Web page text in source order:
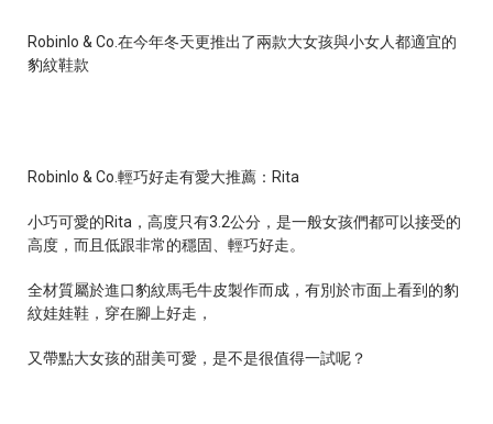
Robinlo & Co. 在今年冬天更推出了兩款大女孩與小女人都適宜的
豹紋鞋款
Robinlo & Co. 輕巧好走有愛大推薦： Rita
小巧可愛的Rita ，高度只有3.2公分，是一般女孩們都可以接受的
高度，而且低跟非常的穩固、輕巧好走。
全材質屬於進口豹紋馬毛牛皮製作而成，有別於市面上看到的豹
紋娃娃鞋，穿在腳上好走，
又帶點大女孩的甜美可愛，是不是很值得一試呢？